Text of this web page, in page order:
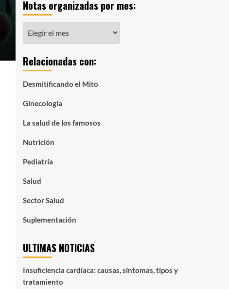
Notas organizadas por mes:
organizadas
mes:
Relacionadas con:
Desmitificando el Mito
Ginecología
La salud de los famosos
Nutrición
Pediatría
Salud
Sector Salud
Suplementación
ULTIMAS NOTICIAS
Insuficiencia cardíaca: causas, síntomas, tipos y
tratamiento